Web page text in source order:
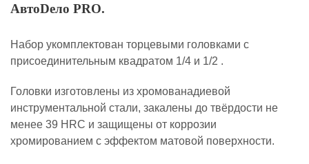
АвтоDело PRO.
Набор укомплектован торцевыми головками с
присоединительным квадратом 1/4 и 1/2 .
Головки изготовлены из хромованадиевой
инструментальной стали, закалены до твёрдости не
менее 39 HRC и защищены от коррозии
хромированием с эффектом матовой поверхности.